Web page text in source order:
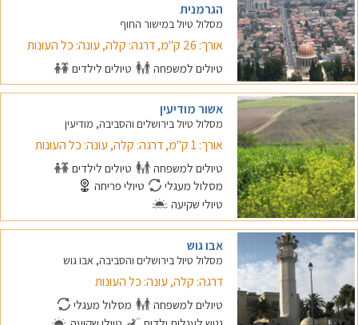
הגרמנית
מסלול טיול במישור החוף
אורך: 26 ק"מ, דרגה: קלה, עונה: כל העונות
טיולים למשפחה טיולים לילדים
אשור מודיעין
מסלול טיול בירושלים והסביבה, מודיעין
אורך: 1 ק"מ, דרגה: קלה, עונה: כל העונות
טיולים למשפחה
טיולים לילדים
מסלול מעגלי
טיולי פריחה
טיולי שקיעה
אבו גוש
מסלול טיול בירושלים והסביבה, אבו גוש
דרגה: קלה, עונה: כל העונות
טיולים למשפחה
מסלול מעגלי